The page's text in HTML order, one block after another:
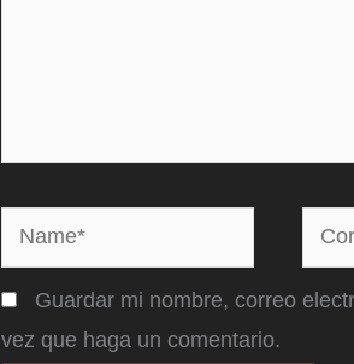
Name*
Correo
Guardar mi nombre, correo
vez que haga un comentario.